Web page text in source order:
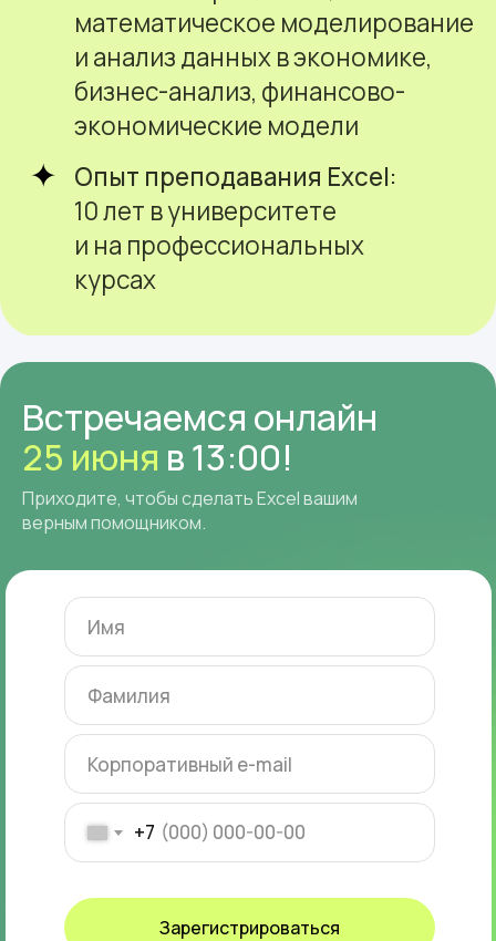
Встречаемся онлайн
25 июня в 13:00!
Приходите, чтобы сделать Excel вашим
верным помощником.
+7
Зарегистрироваться